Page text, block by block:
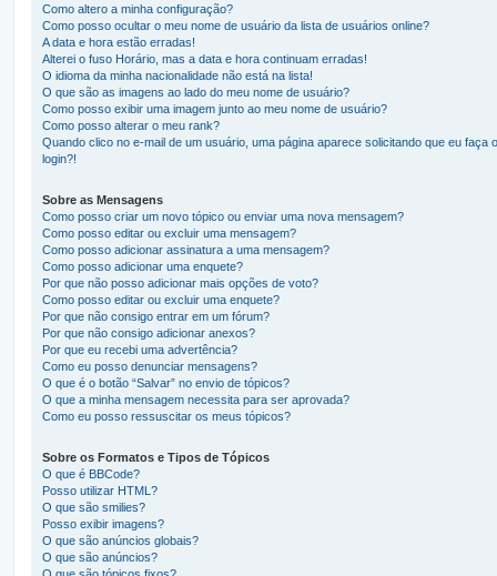
Como altero a minha configuração?
Como posso ocultar o meu nome de usuário da lista de usuários online?
A data e hora estão erradas!
Alterei o fuso Horário, mas a data e hora continuam erradas!
O idioma da minha nacionalidade não está na lista!
O que são as imagens ao lado do meu nome de usuário?
Como posso exibir uma imagem junto ao meu nome de usuário?
Como posso alterar o meu rank?
Quando clico no e-mail de um usuário, uma página aparece solicitando que eu faça o
login?!
Sobre as Mensagens
Como posso criar um novo tópico ou enviar uma nova mensagem?
Como posso editar ou excluir uma mensagem?
Como posso adicionar assinatura a uma mensagem?
Como posso adicionar uma enquete?
Por que não posso adicionar mais opções de voto?
Como posso editar ou excluir uma enquete?
Por que não consigo entrar em um fórum?
Por que não consigo adicionar anexos?
Por que eu recebi uma advertência?
Como eu posso denunciar mensagens?
O que é o botão “Salvar” no envio de tópicos?
O que a minha mensagem necessita para ser aprovada?
Como eu posso ressuscitar os meus tópicos?
Sobre os Formatos e Tipos de Tópicos
O que é BBCode?
Posso utilizar HTML?
O que são smilies?
Posso exibir imagens?
O que são anúncios globais?
O que são anúncios?